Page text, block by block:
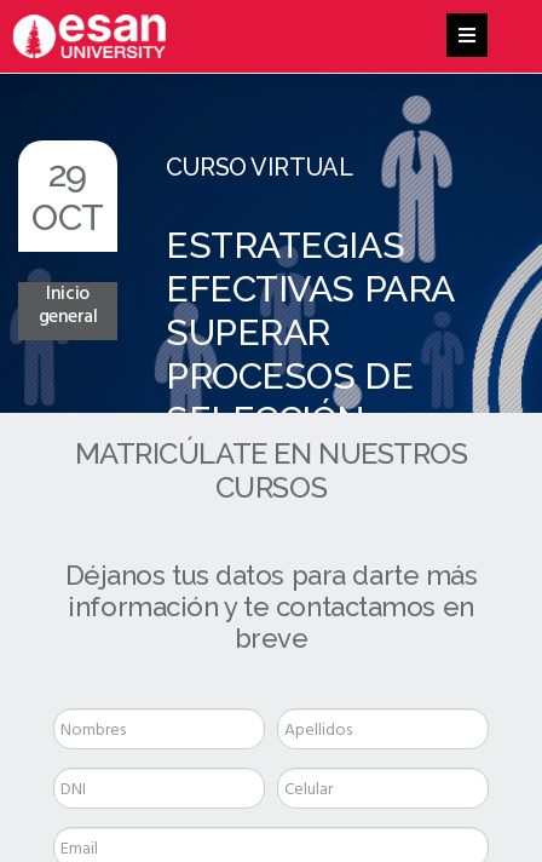
29
OCT
Inicio
general
CURSO VIRTUAL
ESTRATEGIAS
EFECTIVAS PARA
SUPERAR
PROCESOS DE
SELECCIÓN
LABORAL
MATRICÚLATE EN NUESTROS
CURSOS
Déjanos tus datos para darte más
información y te contactamos en
breve